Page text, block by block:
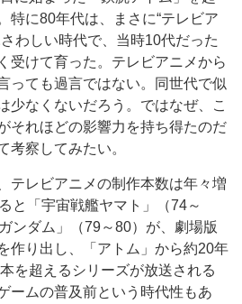
特に80年代は、まさに“テレビア
わしい時代で、当時10代だった
受けて育った。テレビアニメから
っても過言ではない。同世代で似
少なくないだろう。ではなぜ、こ
それほどの影響力を持ち得たのだ
考察してみたい。
テレビアニメの制作本数は年々増
と「宇宙戦艦ヤマト」（74～
ンダム」（79～80）が、劇場版
作り出し、「アトム」から約20年
を超えるシリーズが放送される
ームの普及前という時代性もあ